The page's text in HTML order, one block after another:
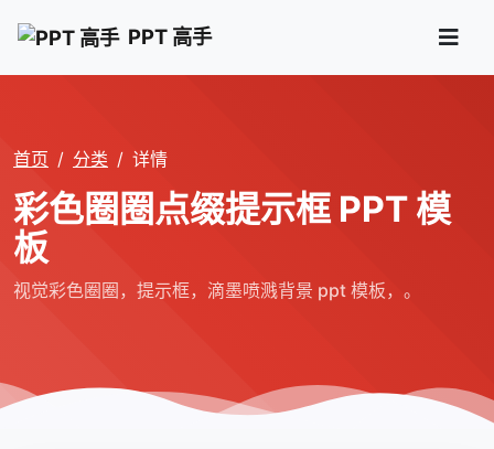
PPT 高手
首页 分类 详情
彩色圈圈点缀提示框 PPT 模
板
视觉彩色圈圈，提示框，滴墨喷溅背景 ppt 模板，。